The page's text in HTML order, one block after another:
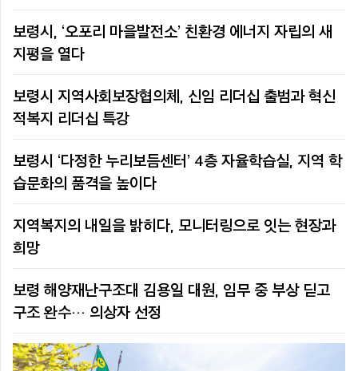
보령시, ‘오포리 마을발전소’ 친환경 에너지 자립의 새
지평을 열다
보령시 지역사회보장협의체, 신임 리더십 출범과 혁신
적복지 리더십 특강
보령시 ‘다정한 누리보듬센터’ 4층 자율학습실, 지역 학
습문화의 품격을 높이다
지역복지의 내일을 밝히다, 모니터링으로 잇는 현장과
희망
보령 해양재난구조대 김용일 대원, 임무 중 부상 딛고
구조 완수… 의상자 선정